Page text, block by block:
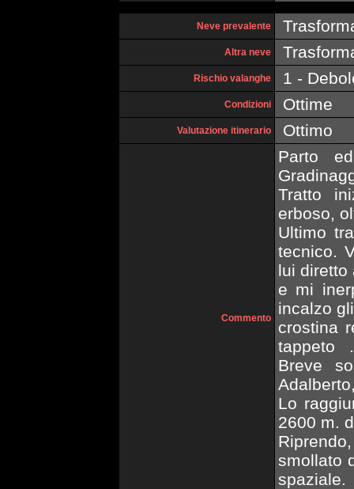
Neve prevalente
Altra neve
Rischio valanghe 1 -
Condizioni Ottime
Valutazione itinerario Ottimo
Commento
Parto
Tratto
erboso,
Ultimo
tecnico.
lui diretto
e mi
incalzo
crostina
tappeto
Breve
Lo
2600 m.
smollato
spaziale.